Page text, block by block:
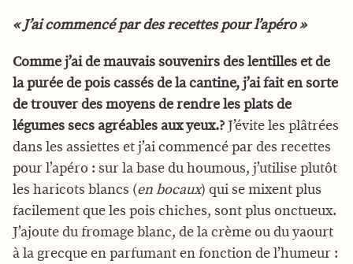
« J’ai commencé par des recettes pour l’apéro »
Comme j’ai de mauvais souvenirs des lentilles et de
la purée de pois cassés de la cantine, j’ai fait en sorte
de trouver des moyens de rendre les plats de
légumes secs agréables aux yeux.? J’évite les plâtrées
dans les assiettes et j’ai commencé par des recettes
pour l’apéro : sur la base du houmous, j’utilise plutôt
les haricots blancs (en bocaux) qui se mixent plus
facilement que les pois chiches, sont plus onctueux.
J’ajoute du fromage blanc, de la crème ou du yaourt
à la grecque en parfumant en fonction de l’humeur :